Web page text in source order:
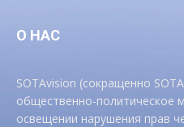
О НАС
SOTAvision (сокращенно
общественно-политическое
освещении нарушения прав